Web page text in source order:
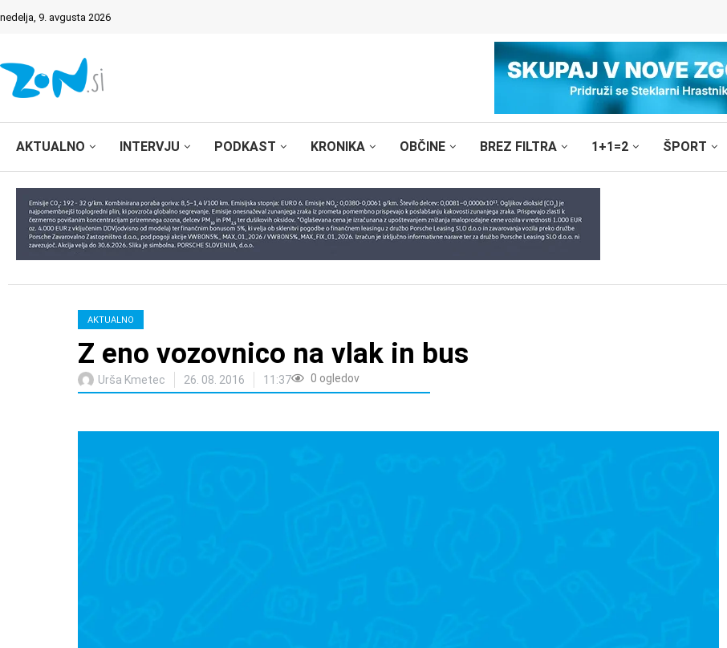
nedelja, 9. avgusta 2026
AKTUALNO INTERVJU PODKAST KRONIKA OBČINE BREZ FILTRA 1+1=2 ŠPORT
AKTUALNO
Z eno vozovnico na vlak in bus
Urša Kmetec 26. 08. 2016 11:37 0 ogledov